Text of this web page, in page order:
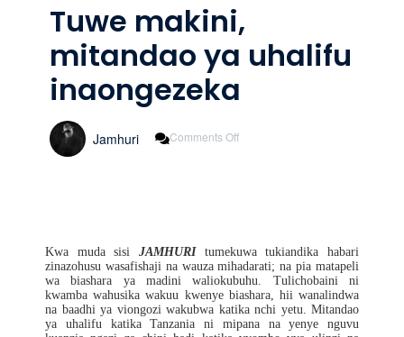
Tuwe makini,
mitandao ya uhalifu
inaongezeka
Jamhuri Comments Off
Kwa muda sisi JAMHURI tumekuwa tukiandika habari
zinazohusu wasafishaji na wauza mihadarati; na pia matapeli
wa biashara ya madini waliokubuhu. Tulichobaini ni
kwamba wahusika wakuu kwenye biashara, hii wanalindwa
na baadhi ya viongozi wakubwa katika nchi yetu. Mitandao
ya uhalifu katika Tanzania ni mipana na yenye nguvu